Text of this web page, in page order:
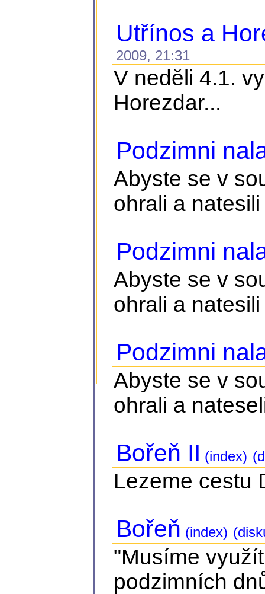
Utřínos a
2009, 21:31
V neděli 4.1.
Horezdar...
Podzimni
Abyste se v
ohrali a
Podzimni
Abyste se v
ohrali a
Podzimni
Abyste se v
ohrali a
Bořeň II (index)
Lezeme cestu
Bořeň (index)
"Musíme
podzimních